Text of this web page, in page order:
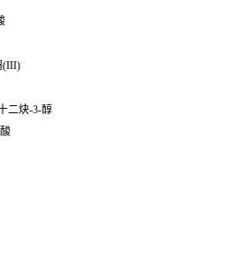
(III)
二炔-3-醇